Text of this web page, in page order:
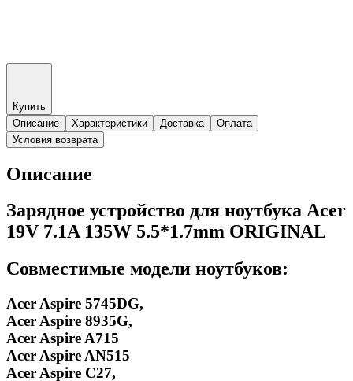
Купить
Описание
Характеристики Доставка
Оплата
Условия возврата
Описание
Зарядное устройство для ноутбука Acer
19V 7.1A 135W 5.5*1.7mm ORIGINAL
Совместимые модели ноутбуков:
Acer Aspire 5745DG,
Acer Aspire 8935G,
Acer Aspire A715
Acer Aspire AN515
Acer Aspire C27,